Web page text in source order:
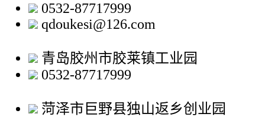
0532-87717999
qdoukesi@126.com
青岛胶州市胶莱镇工业园
0532-87717999
菏泽市巨野县独山返乡创业园